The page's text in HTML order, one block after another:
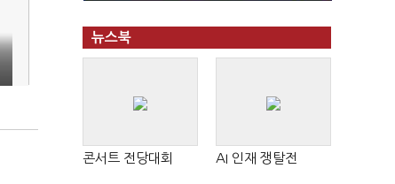
뉴스북
콘서트 전당대회 AI 인재 쟁탈전